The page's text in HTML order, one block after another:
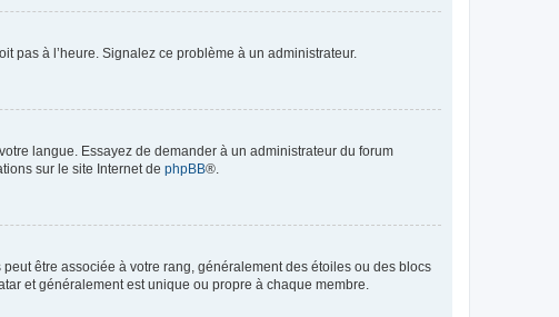
pas à l’heure. Signalez ce problème à un administrateur.
langue. Essayez de demander à un administrateur du forum
sur le site Internet de phpBB®.
être associée à votre rang, généralement des étoiles ou des blocs
et généralement est unique ou propre à chaque membre.